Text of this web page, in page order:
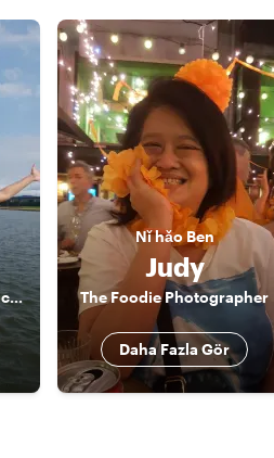
The History & Politics Local Insider (English and French speaker)
Nǐ hǎo Ben
Judy
The Foodie Photographer
Daha Fazla Gör